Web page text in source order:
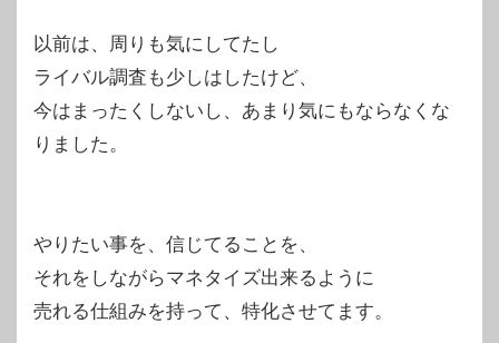
以前は、周りも気にしてたし
ライバル調査も少しはしたけど、
今はまったくしないし、あまり気にもならなくな
りました。
やりたい事を、信じてることを、
それをしながらマネタイズ出来るように
売れる仕組みを持って、特化させてます。